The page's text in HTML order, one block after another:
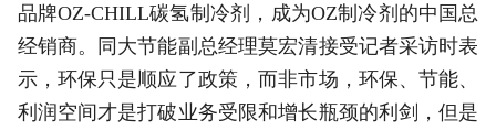
品牌OZ-CHILL碳氢制冷剂，成为OZ制冷剂的中国总
经销商。同大节能副总经理莫宏清接受记者采访时表
示，环保只是顺应了政策，而非市场，环保、节能、
利润空间才是打破业务受限和增长瓶颈的利剑，但是